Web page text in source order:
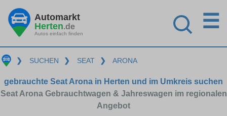
Automarkt
Herten.de
Autos einfach finden
☰
❯ SUCHEN ❯ SEAT ❯ ARONA
gebrauchte Seat Arona in Herten und im Umkreis suchen
Seat Arona Gebrauchtwagen & Jahreswagen im regionalen
Angebot